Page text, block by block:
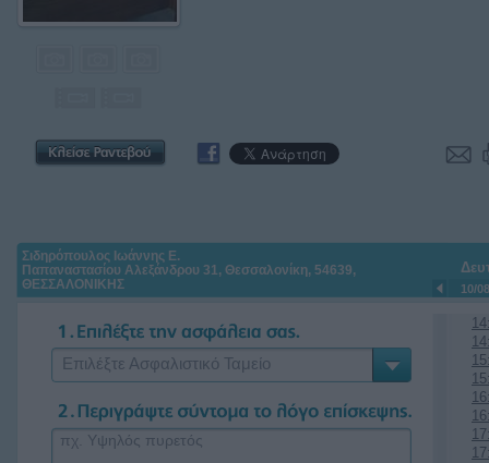
Σιδηρόπουλος Ιωάννης Ε.
Παπαναστασίου Αλεξάνδρου 31, Θεσσαλονίκη, 54639,
ΘΕΣΣΑΛΟΝΙΚΗΣ
Επιλέξτε Ασφαλιστικό Ταμείο
10/